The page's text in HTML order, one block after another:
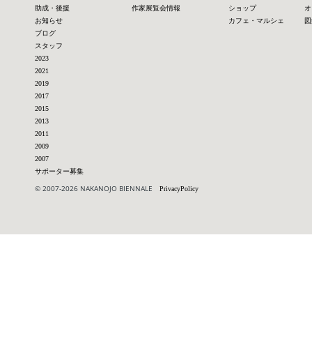
助成・後援
お知らせ
ブログ
スタッフ
2023
2021
2019
2017
2015
2013
2011
2009
2007
サポーター募集
作家展覧会情報
ショップ
カフェ・マルシェ
© 2007-2026 NAKANOJO BIENNALE PrivacyPolicy